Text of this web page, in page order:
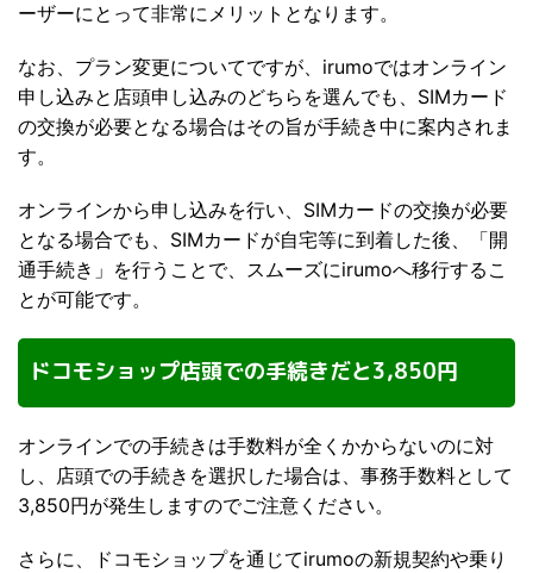
ーザーにとって非常にメリットとなります。
なお、プラン変更についてですが、irumoではオンライン
申し込みと店頭申し込みのどちらを選んでも、SIMカード
の交換が必要となる場合はその旨が手続き中に案内されま
す。
オンラインから申し込みを行い、SIMカードの交換が必要
となる場合でも、SIMカードが自宅等に到着した後、「開
通手続き」を行うことで、スムーズにirumoへ移行するこ
とが可能です。
ドコモショップ店頭での手続きだと3,850円
オンラインでの手続きは手数料が全くかからないのに対
し、店頭での手続きを選択した場合は、事務手数料として
3,850円が発生しますのでご注意ください。
さらに、ドコモショップを通じてirumoの新規契約や乗り